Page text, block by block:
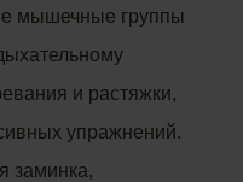
мышечные группы
и растяжки,
упражнений.
заминка,